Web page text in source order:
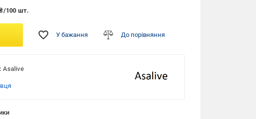
100 шт.
У бажання До порівняння
Asalive